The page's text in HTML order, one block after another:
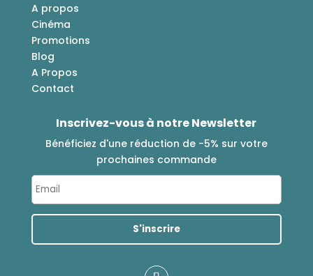
A propos
Cinéma
Promotions
Blog
A Propos
Contact
Inscrivez-vous à notre Newsletter
Bénéficiez d'une réduction de -5% sur votre
prochaines commande